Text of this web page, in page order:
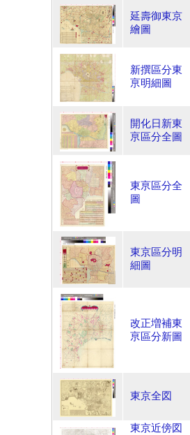
延壽御東京
繪圖
新撰區分東
亰明細圖
開化日新東
亰區分全圖
東亰區分全
圖
東京區分明
細圖
改正増補東
亰區分新圖
東京全図
東京近傍図